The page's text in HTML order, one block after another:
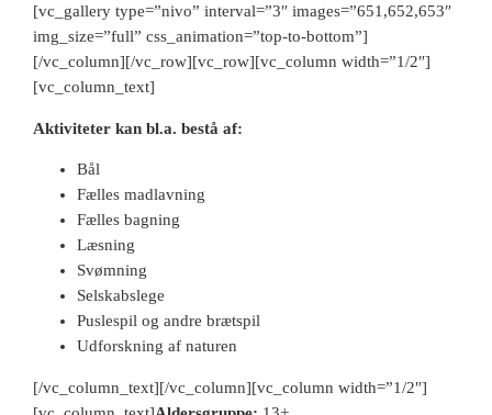
[vc_gallery type=”nivo” interval=”3″ images=”651,652,653″
img_size=”full” css_animation=”top-to-bottom”]
[/vc_column][/vc_row][vc_row][vc_column width=”1/2″]
[vc_column_text]
Aktiviteter kan bl.a. bestå af:
Bål
Fælles madlavning
Fælles bagning
Læsning
Svømning
Selskabslege
Puslespil og andre brætspil
Udforskning af naturen
[/vc_column_text][/vc_column][vc_column width=”1/2″]